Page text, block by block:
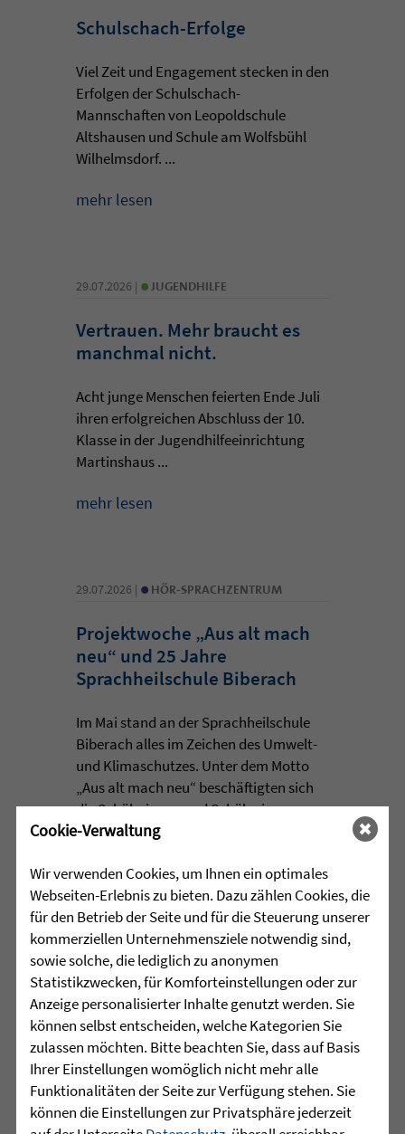
Schulschach-Erfolge
Viel Zeit und Engagement stecken in den
Erfolgen der Schulschach-
Mannschaften von Leopoldschule
Altshausen und Schule am Wolfsbühl
Wilhelmsdorf. ...
mehr lesen
29.07.2026 | • JUGENDHILFE
Vertrauen. Mehr braucht es
manchmal nicht.
Acht junge Menschen feierten Ende Juli
ihren erfolgreichen Abschluss der 10.
Klasse in der Jugendhilfeeinrichtung
Martinshaus ...
mehr lesen
29.07.2026 | • HÖR-SPRACHZENTRUM
Projektwoche „Aus alt mach
neu“ und 25 Jahre
Sprachheilschule Biberach
Im Mai stand an der Sprachheilschule
Biberach alles im Zeichen des Umwelt-
und Klimaschutzes. Unter dem Motto
„Aus alt mach neu“ beschäftigten sich
die Schülerinnen und Schüler im
Rahmen einer Projektwoche intensiv
mehr lesen
29.07.2026 | •HÖR-SPRACHZENTRUM
Mutmurmeln und
Rechenmäuse - auf geht´s in
die Schulzeit
Am Mittwoch, 27.07.26 verabschiedete
Cookie-Verwaltung
Wir verwenden Cookies, um Ihnen ein optimales
Webseiten-Erlebnis zu bieten. Dazu zählen Cookies, die
für den Betrieb der Seite und für die Steuerung unserer
kommerziellen Unternehmensziele notwendig sind,
sowie solche, die lediglich zu anonymen
Statistikzwecken, für Komforteinstellungen oder zur
Anzeige personalisierter Inhalte genutzt werden. Sie
können selbst entscheiden, welche Kategorien Sie
zulassen möchten. Bitte beachten Sie, dass auf Basis
Ihrer Einstellungen womöglich nicht mehr alle
Funktionalitäten der Seite zur Verfügung stehen. Sie
können die Einstellungen zur Privatsphäre jederzeit